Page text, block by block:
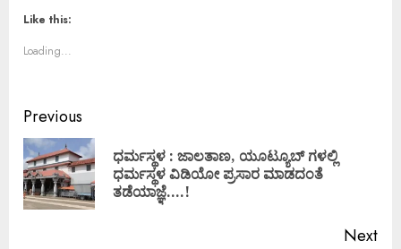
Like this:
Loading...
Previous
ಧರ್ಮಸ್ಥಳ : ಜಾಲತಾಣ, ಯೂಟ್ಯೂಬ್ ಗಳಲ್ಲಿ
ಧರ್ಮಸ್ಥಳ ವಿಡಿಯೋ ಪ್ರಸಾರ ಮಾಡದಂತೆ
ತಡೆಯಾಜ್ಞೆ….!
Next